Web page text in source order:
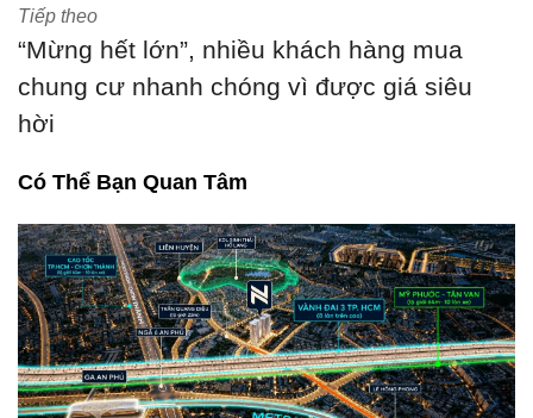
Tiếp theo
“Mừng hết lớn”, nhiều khách hàng mua
chung cư nhanh chóng vì được giá siêu
hời
Có Thể Bạn Quan Tâm